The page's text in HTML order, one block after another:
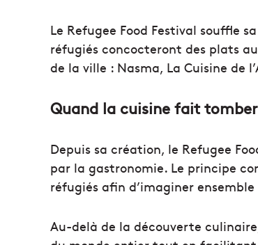
Le Refugee Food Festival souffle
réfugiés concocteront des plats
de la ville : Nasma, La Cuisine de
Quand la cuisine fait
Depuis sa création, le Refugee
par la gastronomie. Le principe
réfugiés afin d’imaginer
Au-delà de la découverte